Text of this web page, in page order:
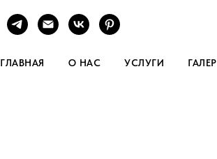
ГЛАВНАЯ О НАС УСЛУГИ